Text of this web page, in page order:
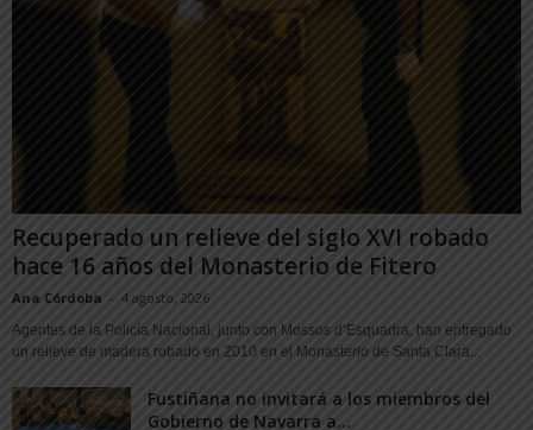
Recuperado un relieve del siglo XVI robado
hace 16 años del Monasterio de Fitero
Ana Córdoba - 4 agosto, 2026
Agentes de la Policía Nacional, junto con Mossos d’Esquadra, han entregado
un relieve de madera robado en 2010 en el Monasterio de Santa Clara...
Fustiñana no invitará a los miembros del
Gobierno de Navarra a...